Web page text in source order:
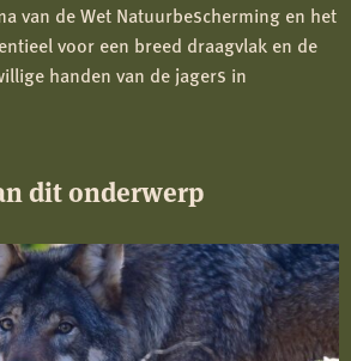
van de Wet Natuurbescherming en het
voor een breed draagvlak en de
handen van de jagers in
dit onderwerp